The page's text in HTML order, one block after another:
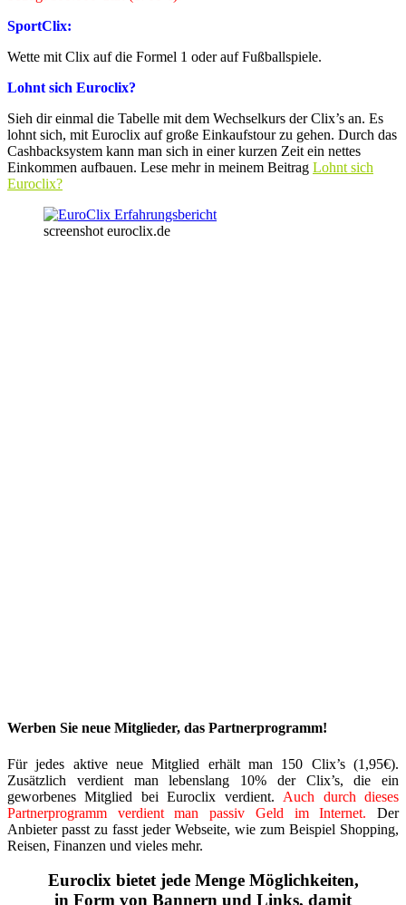
SportClix:
Wette mit Clix auf die Formel 1 oder auf Fußballspiele.
Lohnt sich Euroclix?
Sieh dir einmal die Tabelle mit dem Wechselkurs der Clix’s an. Es
lohnt sich, mit Euroclix auf große Einkaufstour zu gehen. Durch das
Cashbacksystem kann man sich in einer kurzen Zeit ein nettes
Einkommen aufbauen. Lese mehr in meinem Beitrag Lohnt sich
Euroclix?
screenshot euroclix.de
Werben Sie neue Mitglieder, das Partnerprogramm!
Für jedes aktive neue Mitglied erhält man 150 Clix’s (1,95€).
Zusätzlich verdient man lebenslang 10% der Clix’s, die ein
geworbenes Mitglied bei Euroclix verdient. Auch durch dieses
Partnerprogramm verdient man passiv Geld im Internet. Der
Anbieter passt zu fasst jeder Webseite, wie zum Beispiel Shopping,
Reisen, Finanzen und vieles mehr.
Euroclix bietet jede Menge Möglichkeiten,
in Form von Bannern und Links, damit